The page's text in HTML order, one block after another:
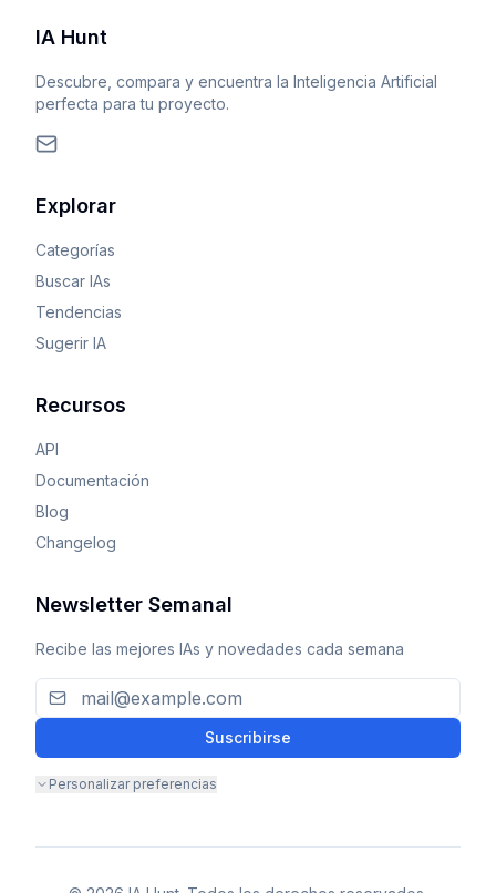
IA Hunt
Descubre, compara y encuentra la Inteligencia Artificial
perfecta para tu proyecto.
Explorar
Categorías
Buscar IAs
Tendencias
Sugerir IA
Recursos
API
Documentación
Blog
Changelog
Newsletter Semanal
Recibe las mejores IAs y novedades cada semana
Suscribirse
Personalizar preferencias